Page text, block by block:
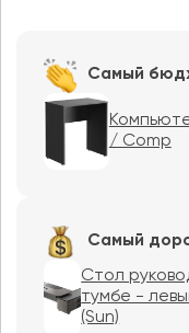
Самый
/ Comp
Самый
Стол
тумбе -
(Sun)